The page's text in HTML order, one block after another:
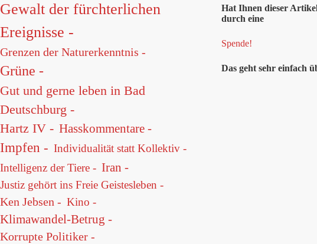
Hat Ihnen dieser
durch eine
Spende!
Das geht sehr einfach
Gewalt der fürchterlichen
Ereignisse -
Grenzen der Naturerkenntnis -
Grüne -
Gut und gerne leben in Bad
Deutschburg -
Hartz IV - Hasskommentare -
Impfen - Individualität statt Kollektiv -
Intelligenz der Tiere - Iran -
Justiz gehört ins Freie Geistesleben -
Ken Jebsen - Kino -
Klimawandel-Betrug -
Korrupte Politiker -